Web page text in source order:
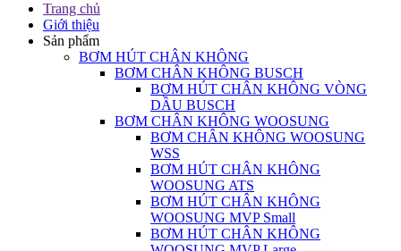
Trang chủ
Giới thiệu
Sản phẩm
BƠM HÚT CHÂN KHÔNG
BƠM CHÂN KHÔNG BUSCH
BƠM HÚT CHÂN KHÔNG VÒNG
DẦU BUSCH
BƠM CHÂN KHÔNG WOOSUNG
BƠM CHÂN KHÔNG WOOSUNG
WSS
BƠM HÚT CHÂN KHÔNG
WOOSUNG ATS
BƠM HÚT CHÂN KHÔNG
WOOSUNG MVP Small
BƠM HÚT CHÂN KHÔNG